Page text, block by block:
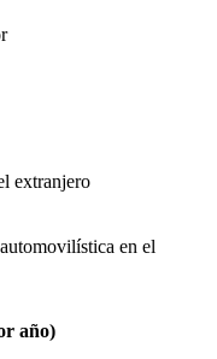
extranjero
en el
año)